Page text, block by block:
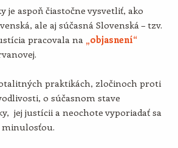
je aspoň čiastočne vysvetliť, ako
ale aj súčasná Slovenská – tzv.
pracovala na „objasnení“
praktikách, zločinoch proti
o súčasnom stave
jej justícii a neochote vyporiadať sa
minulosťou.